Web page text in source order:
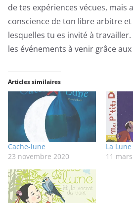
de tes expériences vécues, mais
conscience de ton libre arbitre
lesquelles tu es invité à
les événements à venir grâce
Articles similaires
Cache-lune
23 novembre 2020
La Lune
11